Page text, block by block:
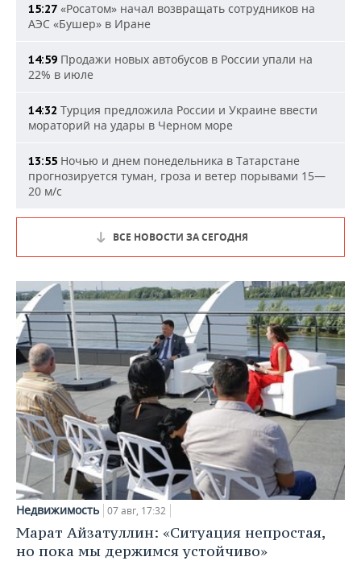
15:27 «Росатом» начал возвращать сотрудников на
АЭС «Бушер» в Иране
14:59 Продажи новых автобусов в России упали на
22% в июле
14:32 Турция предложила России и Украине ввести
мораторий на удары в Черном море
13:55 Ночью и днем понедельника в Татарстане
прогнозируется туман, гроза и ветер порывами 15—
20 м/с
ВСЕ НОВОСТИ ЗА СЕГОДНЯ
Недвижимость 07 авг, 17:32
Марат Айзатуллин: «Ситуация непростая,
но пока мы держимся устойчиво»